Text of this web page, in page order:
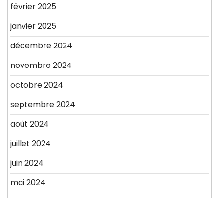
février 2025
janvier 2025
décembre 2024
novembre 2024
octobre 2024
septembre 2024
août 2024
juillet 2024
juin 2024
mai 2024